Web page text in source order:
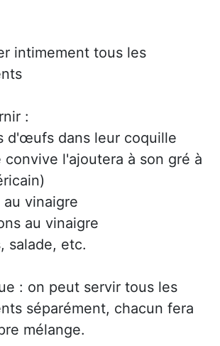
intimement tous les
:
d'œufs dans leur coquille
convive l'ajoutera à son gré à
vinaigre
au vinaigre
salade, etc.
: on peut servir tous les
séparément, chacun fera
mélange.